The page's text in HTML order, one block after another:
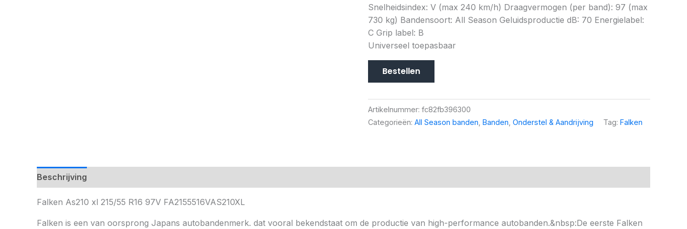
Snelheidsindex: V (max 240 km/h) Draagvermogen (per band): 97 (max
730 kg) Bandensoort: All Season Geluidsproductie dB: 70 Energielabel:
C Grip label: B
Universeel toepasbaar
Bestellen
Artikelnummer: fc82fb396300
Categorieën: All Season banden Banden Onderstel & Aandrijving Tag: Falken
Beschrijving
Falken As210 xl 215/55 R16 97V FA2155516VAS210XL
Falken is een van oorsprong Japans autobandenmerk. dat vooral bekendstaat om de productie van high-performance autobanden.&nbsp:De eerste Falken